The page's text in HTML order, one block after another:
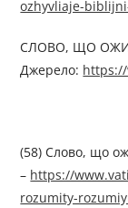
ozhyvliaje-
СЛОВО, ЩО
Джерелo: https://
(58) Слово, що
– https://
rozumity-